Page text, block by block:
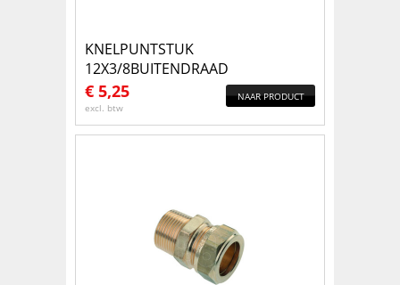
KNELPUNTSTUK
12X3/8BUITENDRAAD
€ 5,25
excl. btw
NAAR PRODUCT